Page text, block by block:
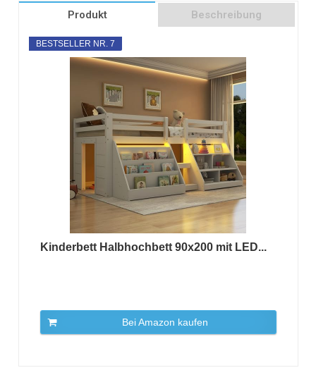
Produkt Beschreibung
BESTSELLER NR. 7
Kinderbett Halbhochbett 90x200 mit LED...
Bei Amazon kaufen